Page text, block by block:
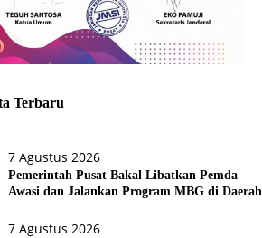
Terbaru
7 Agustus 2026
Pemerintah Pusat Bakal Libatkan Pemda
Awasi dan Jalankan Program MBG di Daerah
7 Agustus 2026